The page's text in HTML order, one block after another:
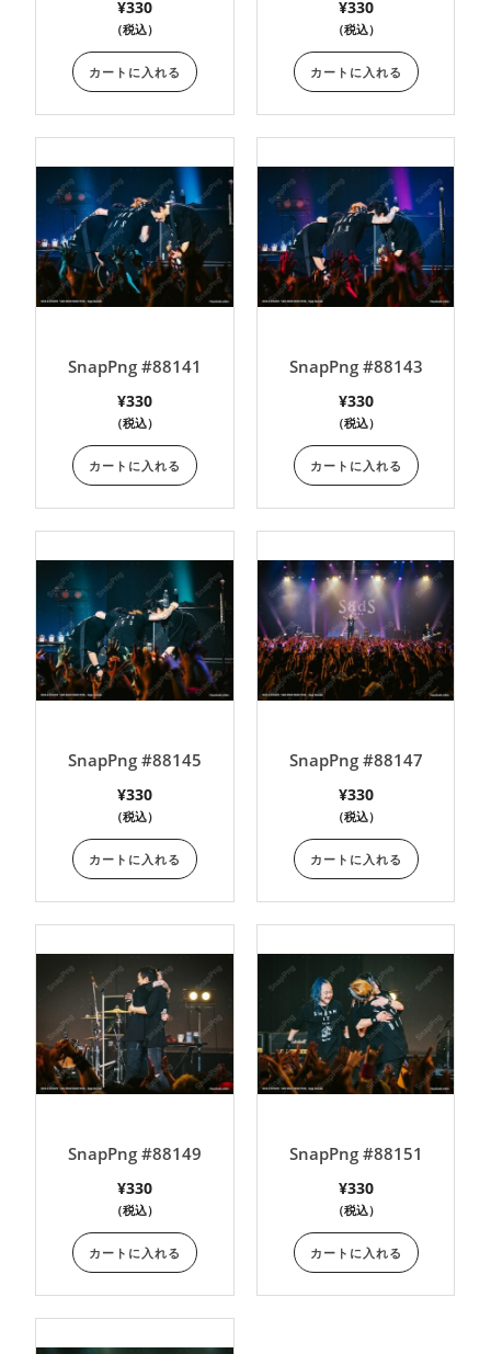
¥330
（税込）
カートに入れる
¥330
（税込）
カートに入れる
SnapPng #88141
¥330
（税込）
カートに入れる
SnapPng #88143
¥330
（税込）
カートに入れる
SnapPng #88145
¥330
（税込）
カートに入れる
SnapPng #88147
¥330
（税込）
カートに入れる
SnapPng #88149
¥330
（税込）
カートに入れる
SnapPng #88151
¥330
（税込）
カートに入れる